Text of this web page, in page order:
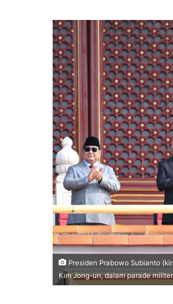
Presiden Prabowo Subianto
Kim Jong-un, dalam parade